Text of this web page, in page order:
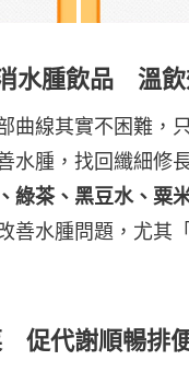
水腫飲品 溫飲
曲線其實不困難，
水腫，找回纖細修
綠茶、黑豆水、粟
善水腫問題，尤其
促代謝順暢排